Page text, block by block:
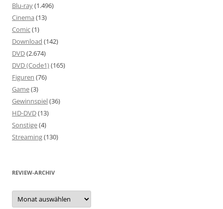
Blu-ray(1.496)
Cinema (13)
Comic(1)
Download (142)
DVD(2.674)
DVD (Code1)(165)
Figuren (76)
Game(3)
Gewinnspiel(36)
HD-DVD(13)
Sonstige(4)
Streaming(130)
REVIEW-ARCHIV
Review-
Archiv